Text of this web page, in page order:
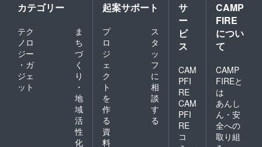
カテゴリー
テク
ノロ
ジー
・ガ
ジェ
ット
ま
ち
づ
く
り
・
地
域
活
性
化
起案サポート
プ
ロ
ジ
ェ
ク
ト
を
作
る
ス
タ
ッ
フ
に
相
談
す
る
資
料
サ
ー
ビ
ス
CAM
PFI
RE
CAM
PFI
RE
コ
CAMP
FIRE
につい
て
CAMP
FIREと
は
あんし
ん・安
全への
取り組